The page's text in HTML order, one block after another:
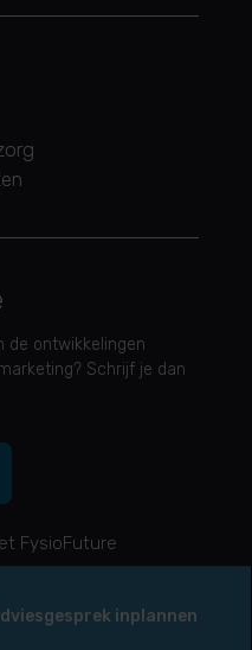
de ontwikkelingen
Schrijf je dan
FysioFuture
|Privacy Policyinplannen